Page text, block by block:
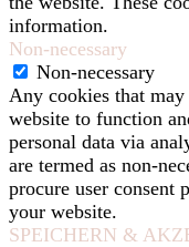
information.
Non-necessary
Non-necessary
Any cookies that
website to function
personal data via
are termed as non-
procure user consent
your website.
SPEICHERN &